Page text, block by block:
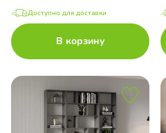
Доступно для доставки
В корзину